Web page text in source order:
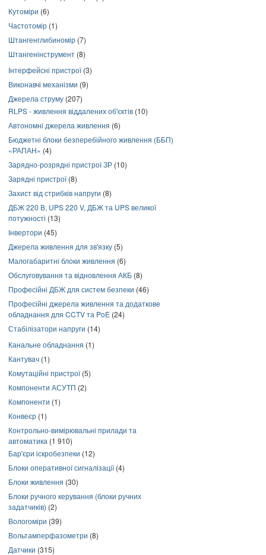
Кутоміри (6)
Частотомір (1)
Штангенглибиномір (7)
Штангенінструмент (8)
Інтерфейсні пристрої(3)
Виконавчі механізми (9)
Джерела струму (207)
RLPS - живлення віддалених об'єктів (10)
Автономні джерела живлення (6)
Бюджетні блоки безперебійного живлення (ББП)
«РАПАН» (4)
Зарядно-розрядні пристрої ЗР (10)
Зарядні пристрої(8)
Захист від стрибків напруги (8)
ДБЖ 220 В, UPS 220 V, ДБЖ та UPS великої
потужності (13)
Інвертори (45)
Джерела живлення для зв'язку (5)
Малогабаритні блоки живлення (6)
Обслуговування та відновлення АКБ (8)
Професійні ДБЖ для систем безпеки (46)
Професійні джерела живлення та додаткове
обладнання для CCTV та PoE (24)
Стабілізатори напруги (14)
Канальне обладнання (1)
Кантувач (1)
Комутаційні пристрої(5)
Компоненти АСУТП (2)
Компоненти (1)
Конвеєр (1)
Контрольно-вимірювальні прилади та
автоматика (1 910)
Бар'єри іскробезпеки (12)
Блоки оперативної сигналізації(4)
Блоки живлення (30)
Блоки ручного керування (блоки ручних
задатчиків) (2)
Вологоміри (39)
Вольтамперфазометри (8)
Датчики (315)